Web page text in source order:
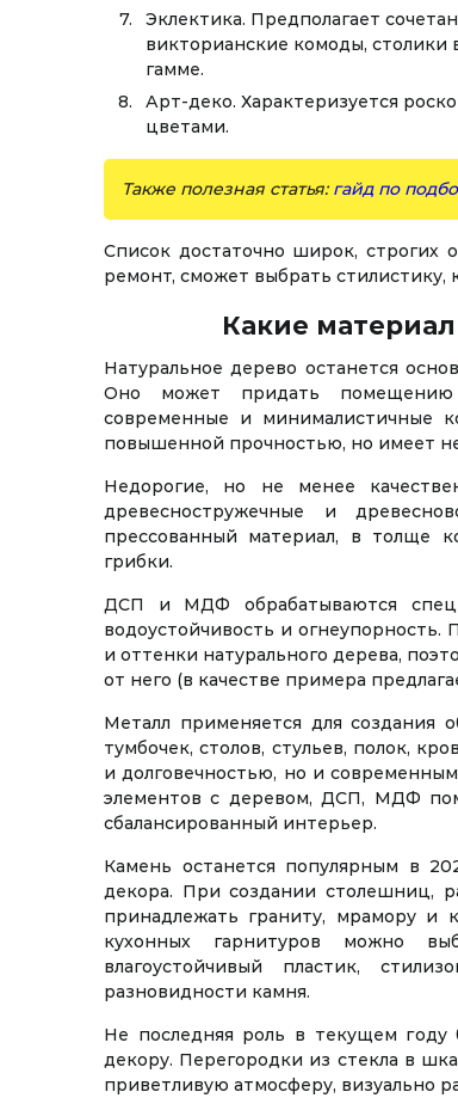
Эклектика. Предполагает
викторианские комоды, столики
гамме.
Арт-деко. Характеризуется
цветами.
Также полезная статья: гайд по
Список достаточно широк,
ремонт, сможет выбрать
Какие
Натуральное дерево останется
Оно может придать
современные и минималистичные
повышенной прочностью, но имеет
Недорогие, но не менее
древесностружечные и
прессованный материал, в толще
грибки.
ДСП и МДФ обрабатываются
водоустойчивость и
и оттенки натурального дерева,
от него (в качестве примера
Металл применяется для создания
тумбочек, столов, стульев, полок,
и долговечностью, но и
элементов с деревом, ДСП, МДФ
сбалансированный интерьер.
Камень останется популярным в
декора. При создании столешниц,
принадлежать граниту, мрамору и
кухонных гарнитуров можно
влагоустойчивый пластик,
разновидности камня.
Не последняя роль в текущем году
декору. Перегородки из стекла в
приветливую атмосферу, визуально